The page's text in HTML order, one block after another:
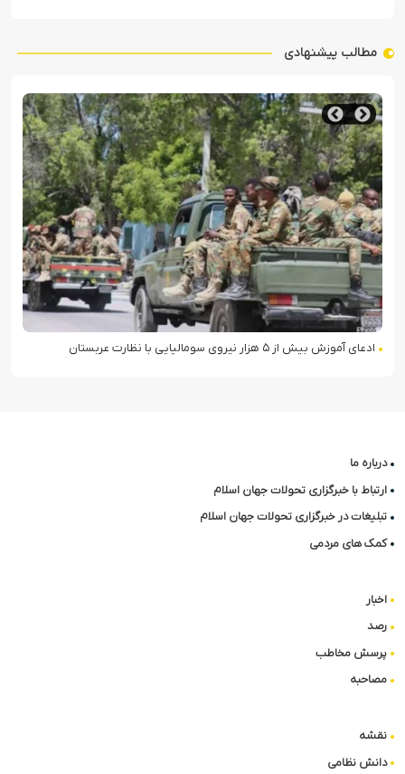
مطالب پیشنهادی
ادعای آموزش بیش از ۵ هزار نیروی سومالیایی با نظارت عربستان
درباره ما
ارتباط با خبرگزاری تحولات جهان اسلام
تبلیغات در خبرگزاری تحولات جهان اسلام
کمک های مردمی
اخبار
رصد
پرسش مخاطب
مصاحبه
نقشه
دانش نظامی